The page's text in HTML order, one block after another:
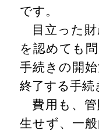
です。
目立った
を認めても
手続きの開
終了する手続
費用も、
生せず、一